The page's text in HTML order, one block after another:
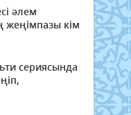
әлем
кім
сериясында